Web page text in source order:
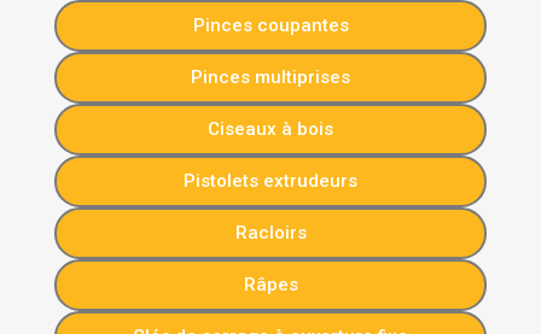
Pinces coupantes
Pinces multiprises
Ciseaux à bois
Pistolets extrudeurs
Racloirs
Râpes